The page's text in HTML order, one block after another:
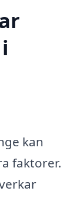
kan
faktorer.